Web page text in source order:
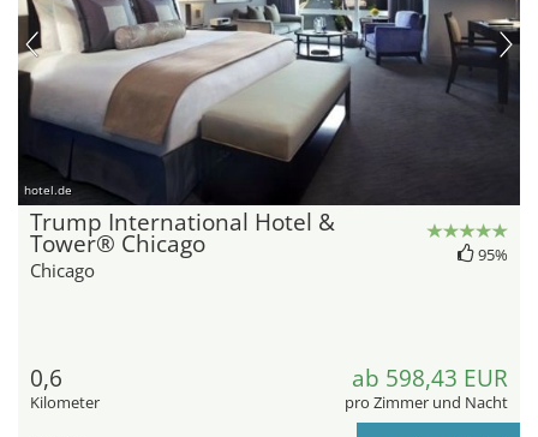
hotel.de
Trump International Hotel &
Tower® Chicago
Chicago
95%
0,6
Kilometer
ab 598,43 EUR
pro Zimmer und Nacht